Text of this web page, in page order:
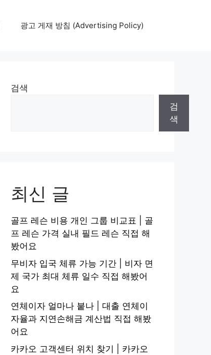
광고 게재 방침 (Advertising Policy)
검색
검
색
최신 글
골프 레슨 비용 개인 그룹 비교표 | 골
프 레슨 가격 실내 필드 레슨 직접 해
봤어요
무비자 입국 체류 가능 기간 | 비자 면
제 국가 최대 체류 일수 직접 해봤어
요
연체이자 얼마나 붙나 | 대출 연체이
자율과 지연손해금 계산법 직접 해봤
어요
카카오 고객센터 위치 찾기 | 카카오